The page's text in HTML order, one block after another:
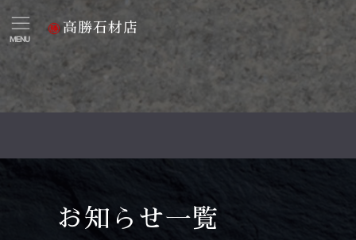
MENU
高勝石材店
お知らせ一覧